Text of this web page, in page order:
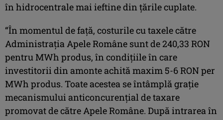
în hidrocentrale mai ieftine din țările cuplate.
“În momentul de față, costurile cu taxele către
Administrația Apele Române sunt de 240,33 RON
pentru MWh produs, în condițiile în care
investitorii din amonte achită maxim 5-6 RON per
MWh produs. Toate acestea se întâmplă grație
mecanismului anticoncurențial de taxare
promovat de către Apele Române. După intrarea în